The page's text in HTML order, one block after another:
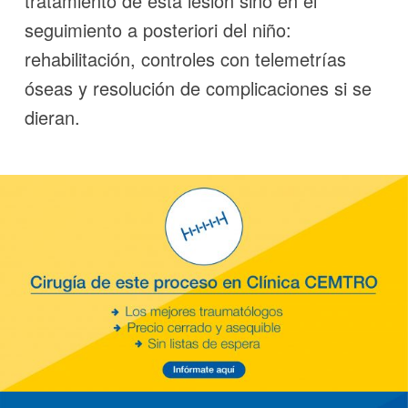
seguimiento a posteriori del niño:
rehabilitación, controles con telemetrías
óseas y resolución de complicaciones si se
dieran.